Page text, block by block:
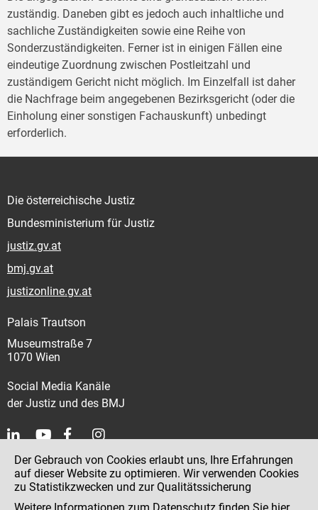
zuständig. Daneben gibt es jedoch auch inhaltliche und
sachliche Zuständigkeiten sowie eine Reihe von
Sonderzuständigkeiten. Ferner ist in einigen Fällen eine
eindeutige Zuordnung zwischen Postleitzahl und
zuständigem Gericht nicht möglich. Im Einzelfall ist daher
die Nachfrage beim angegebenen Bezirksgericht (oder die
Einholung einer sonstigen Fachauskunft) unbedingt
erforderlich.
Die österreichische Justiz
Bundesministerium für Justiz
justiz.gv.at
bmj.gv.at
justizonline.gv.at
Palais Trautson
Museumstraße 7
1070 Wien
Social Media Kanäle
der Justiz und des BMJ
Kontakt
Impressum
Der Gebrauch von Cookies erlaubt uns, Ihre Erfahrungen
auf dieser Website zu optimieren. Wir verwenden Cookies
zu Statistikzwecken und zur Qualitätssicherung